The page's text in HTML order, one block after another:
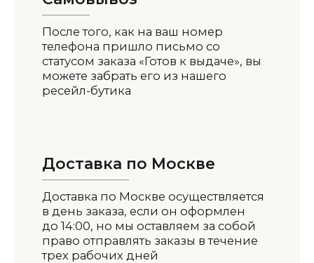
После того, как на ваш номер
телефона пришло письмо со
статусом заказа «Готов к выдаче», вы
можете забрать его из нашего
ресейл-бутика
Доставка по Москве
Доставка по Москве осуществляется
в день заказа, если он оформлен
до 14:00, но мы оставляем за собой
право отправлять заказы в течение
трех рабочих дней